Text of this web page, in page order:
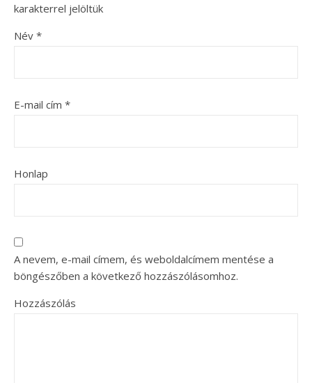
karakterrel jelöltük
Név *
E-mail cím *
Honlap
A nevem, e-mail címem, és weboldalcímem mentése a
böngészőben a következő hozzászólásomhoz.
Hozzászólás